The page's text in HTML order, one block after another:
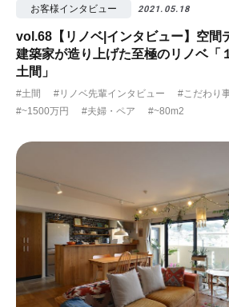
お客様インタビュー 2021.05.18
vol.68【リノベ|インタビュー】空間
建築家が造り上げた至極のリノベ「
土間」
#土間 #リノベ先輩インタビュー #こだわり
#~1500万円
#夫婦・ペア #~80m2